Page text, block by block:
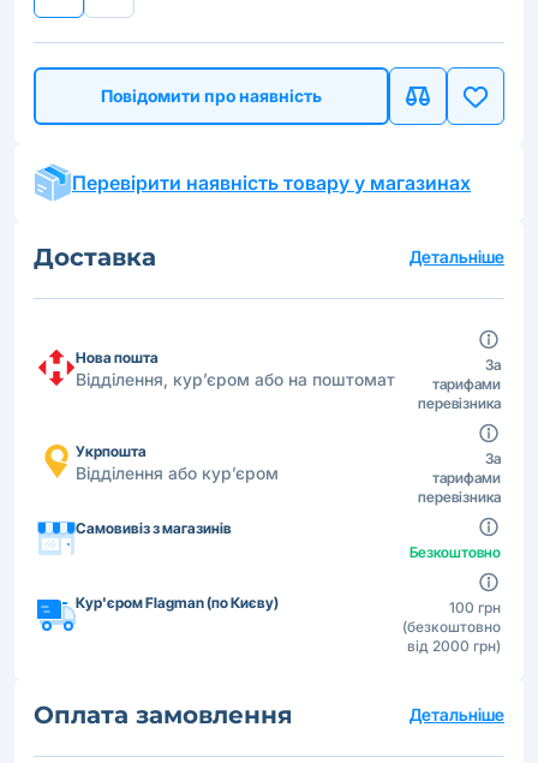
Повідомити про наявність
Перевірити наявність товару у магазинах
Доставка Детальніше
Нова пошта
Відділення, кур’єром або на поштомат
За
тарифами
перевізника
Укрпошта
Відділення або кур’єром
За
тарифами
перевізника
Самовивіз з магазинів
Безкоштовно
Кур'єром Flagman (по Києву)
100 грн
(безкоштовно
від 2000 грн)
Оплата замовлення Детальніше